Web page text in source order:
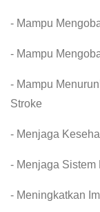
- Mampu
- Mampu
- Mampu
Stroke
- Menjaga
- Menjaga Sistem
- Meningkatkan